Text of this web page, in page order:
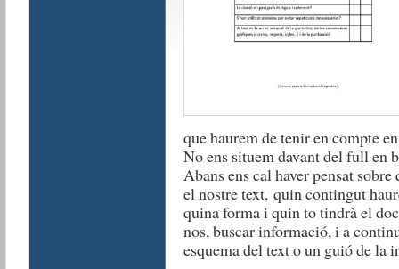
que haurem de tenir en compte
No ens situem davant del full en
Abans ens cal haver pensat
el nostre text, quin contingut
quina forma i quin to tindrà el
nos, buscar informació, i a
esquema del text o un guió de la